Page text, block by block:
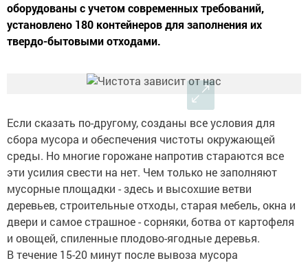
оборудованы с учетом современных требований,
установлено 180 контейнеров для заполнения их
твердо-бытовыми отходами.
Если сказать по-другому, созданы все условия для
сбора мусора и обеспечения чистоты окружающей
среды. Но многие горожане напротив стараются все
эти усилия свести на нет. Чем только не заполняют
мусорные площадки - здесь и высохшие ветви
деревьев, строительные отходы, старая мебель, окна и
двери и самое страшное - сорняки, ботва от картофеля
и овощей, спиленные плодово-ягодные деревья.
В течение 15-20 минут после вывоза мусора